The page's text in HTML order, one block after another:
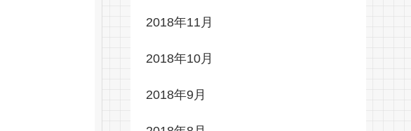
2018年11月
2018年10月
2018年9月